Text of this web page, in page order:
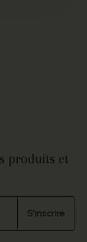
produits et
S'inscrire